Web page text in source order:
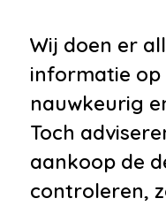
Wij doen er
informatie op
nauwkeurig
Toch
aankoop de
controleren,